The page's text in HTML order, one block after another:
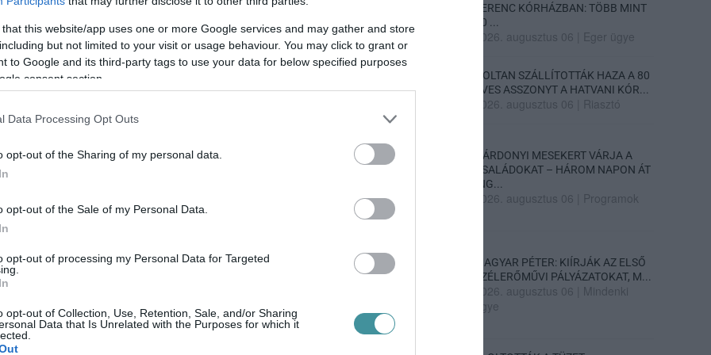
that this website/app uses one or more Google services and may gather and store
but not limited to your visit or usage behaviour. You may click to grant or
to Google and its third-party tags to use your data for below specified purposes
consent section.
Data Processing Opt Outs
opt-out of the Sharing of my personal data.
opt-out of the Sale of my Personal Data.
opt-out of processing my Personal Data for Targeted
opt-out of Collection, Use, Retention, Sale, and/or Sharing
Data that Is Unrelated with the Purposes for which it
hibák miatt kizárták.
a tőlük független szerkesztőségek
még a hatalmat ellenőrző hang,
is segítő Nemzeti Újságírók
44920004.
Köszönjük!
FERENC KÓRHÁZBAN: TÖBB MINT
70 ...
2026. augusztus 06 Eger ügye
HOLTAN SZÁLLÍTOTTÁK HAZA A 80
ÉVES ASSZONYT A HATVANI KÓR...
2026. augusztus 06 Riasztó
GÁRDONYI MESEKERT VÁRJA A
CSALÁDOKAT – HÁROM NAPON ÁT
ING...
2026. augusztus 06 Programok
MAGYAR PÉTER: KIÍRJÁK AZ ELSŐ
SZÉLERŐMŰVI PÁLYÁZATOKAT, M...
2026. augusztus 06
Mindenki
ügye